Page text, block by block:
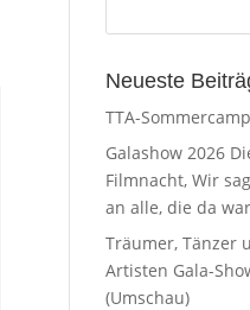
Neueste
TTA-
Galashow 2026
Filmnacht, Wir
an alle, die da
Träumer, Tänzer
Artisten Gala-
(Umschau)